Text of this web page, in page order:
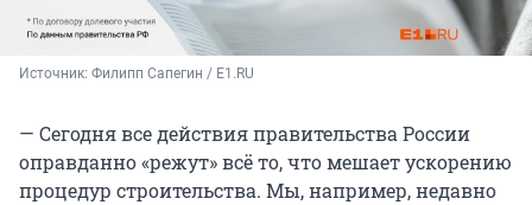
Источник: Филипп Сапегин / E1.RU
— Сегодня все действия правительства России
оправданно «режут» всё то, что мешает ускорению
процедур строительства. Мы, например, недавно